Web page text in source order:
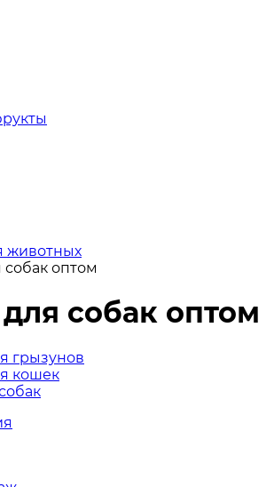
животных
собак оптом
собак оптом
грызунов
кошек